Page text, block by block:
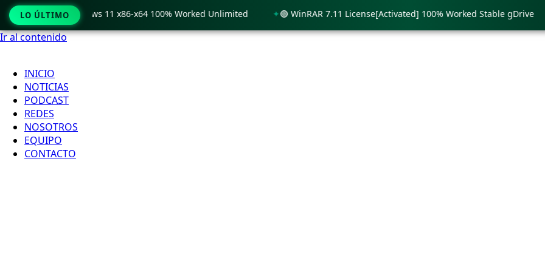
Ir al contenido
INICIO
NOTICIAS
PODCAST
REDES
NOSOTROS
EQUIPO
CONTACTO
LO ÚLTIMO
only Windows 11 x86-x64 100% Worked Unlimited 🟢 WinRAR 7.11 License[Activated] 100% Worked Stable gDrive